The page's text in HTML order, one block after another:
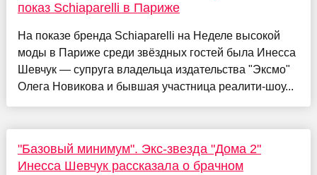
показ Schiaparelli в Париже
На показе бренда Schiaparelli на Неделе высокой
моды в Париже среди звёздных гостей была Инесса
Шевчук — супруга владельца издательства "Эксмо"
Олега Новикова и бывшая участница реалити-шоу...
"Базовый минимум". Экс-звезда "Дома 2"
Инесса Шевчук рассказала о брачном